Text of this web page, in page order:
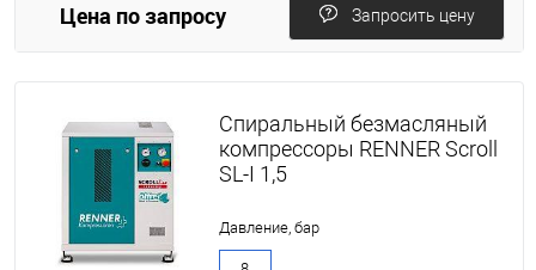
Цена по запросу Запросить цену
Спиральный безмасляный
компрессоры RENNER Scroll
SL-I 1,5
Давление, бар